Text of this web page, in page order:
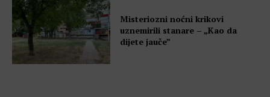
Misteriozni noćni krikovi
uznemirili stanare – „Kao da
dijete jauče”